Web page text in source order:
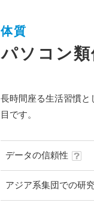
体質
パソコン類
長時間座る生活習慣
目です。
データの信頼性
アジア系集団での研